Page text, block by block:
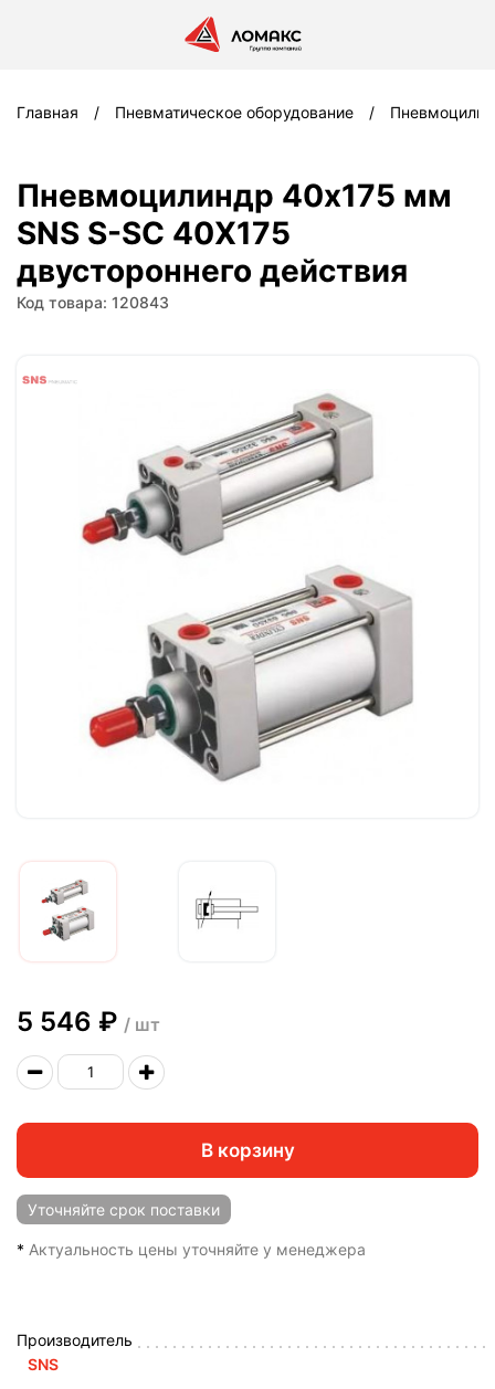
Главная Пневматическое оборудование
Пневмоцилиндр 40x175 мм
SNS S-SC 40X175
двустороннего действия
Код товара: 120843
5 546 ₽ / шт
В корзину
Уточняйте срок поставки
* Актуальность цены уточняйте у менеджера
Производитель
SNS